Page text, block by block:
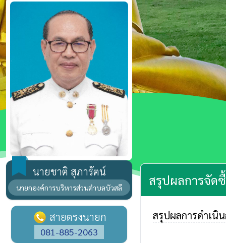
นายชาติ สุภารัตน์
นายกองค์การบริหารส่วนตำบลบัวสลี
สายตรงนายก
081-885-2063
สรุปผลการจัด
สรุปผลการดำเนิ